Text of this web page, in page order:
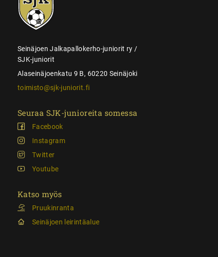
juniorit
Seinäjoen Jalkapallokerho-juniorit ry /
SJK-juniorit
Alaseinäjoenkatu 9 B, 60220 Seinäjoki
toimisto@sjk-juniorit.fi
Seuraa SJK-junioreita somessa
Facebook
Instagram
Twitter
Youtube
Katso myös
Pruukinranta
Seinäjoen leirintäalue